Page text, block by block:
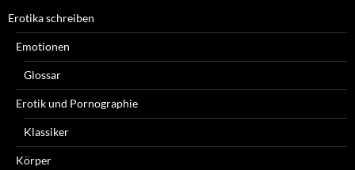
Erotika schreiben
Emotionen
Glossar
Erotik und Pornographie
Klassiker
Körper